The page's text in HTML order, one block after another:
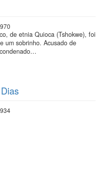
de etnia Quioca (Tshokwe), foi
um sobrinho. Acusado de